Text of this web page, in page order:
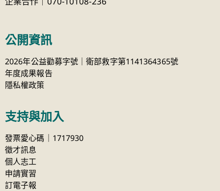
公開資訊
2026年公益勸募字號｜衛部救字第1141364365號
年度成果報告
隱私權政策
支持與加入
發票愛心碼｜1717930
徵才訊息
個人志工
申請實習
訂電子報